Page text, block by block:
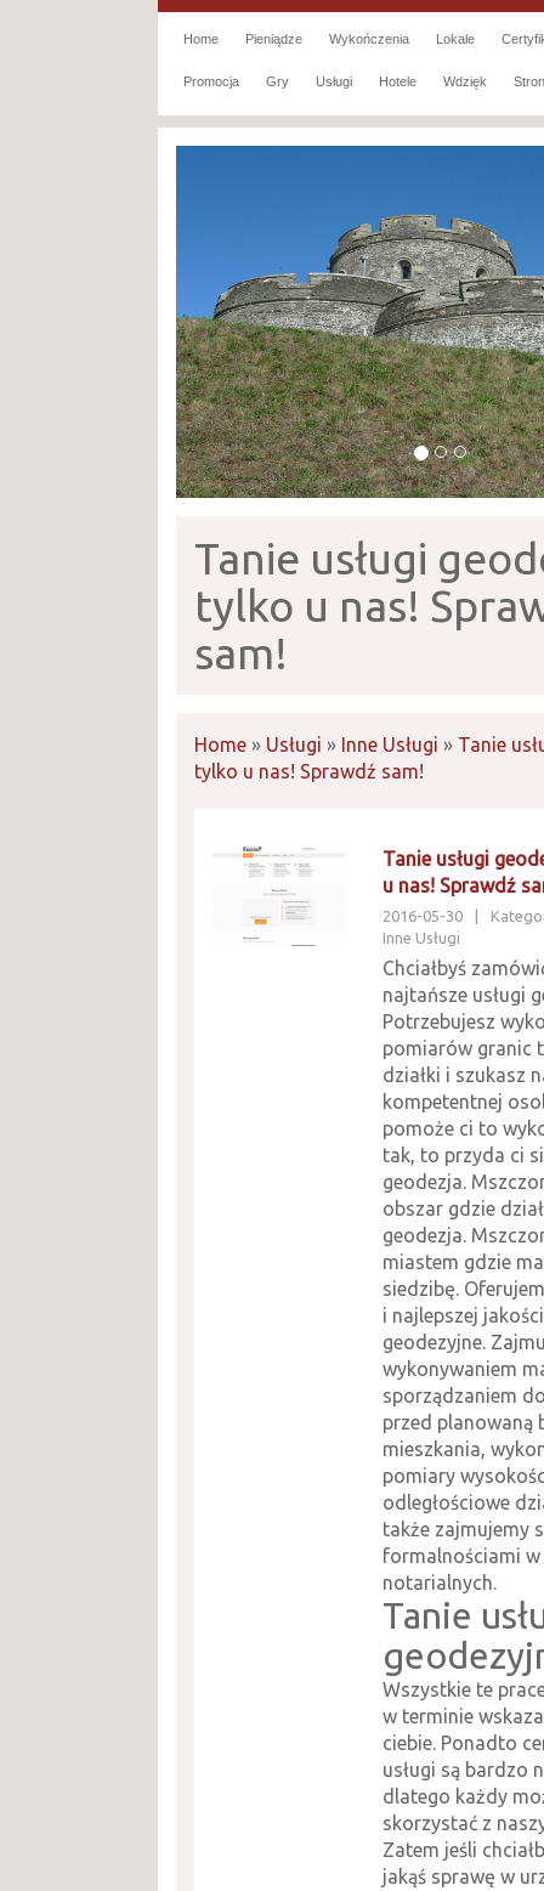
Home Pieniądze Wykończenia Lokale
Promocja Gry Usługi Hotele Wdzięk
Tanie usługi
tylko u nas!
sam!
Home » Usługi » Inne Usługi » Tanie
tylko u nas! Sprawdź sam!
Tanie usługi
u nas! Sprawdź
2016-05-30
Inne Usługi
Chciałbyś
najtańsze usługi
Potrzebujesz
pomiarów granic
działki i szukasz
kompetentnej
pomoże ci to
tak, to przyda ci
geodezja.
obszar gdzie
geodezja.
miastem gdzie
siedzibę.
i najlepszej
geodezyjne.
wykonywaniem
sporządzaniem
przed planowaną
mieszkania,
pomiary
odległościowe
także zajmujemy
formalnościami
notarialnych.
Tanie
Wszystkie te
w terminie
ciebie. Ponadto
usługi są bardzo
dlatego każdy
skorzystać z
Zatem jeśli
jakąś sprawę w